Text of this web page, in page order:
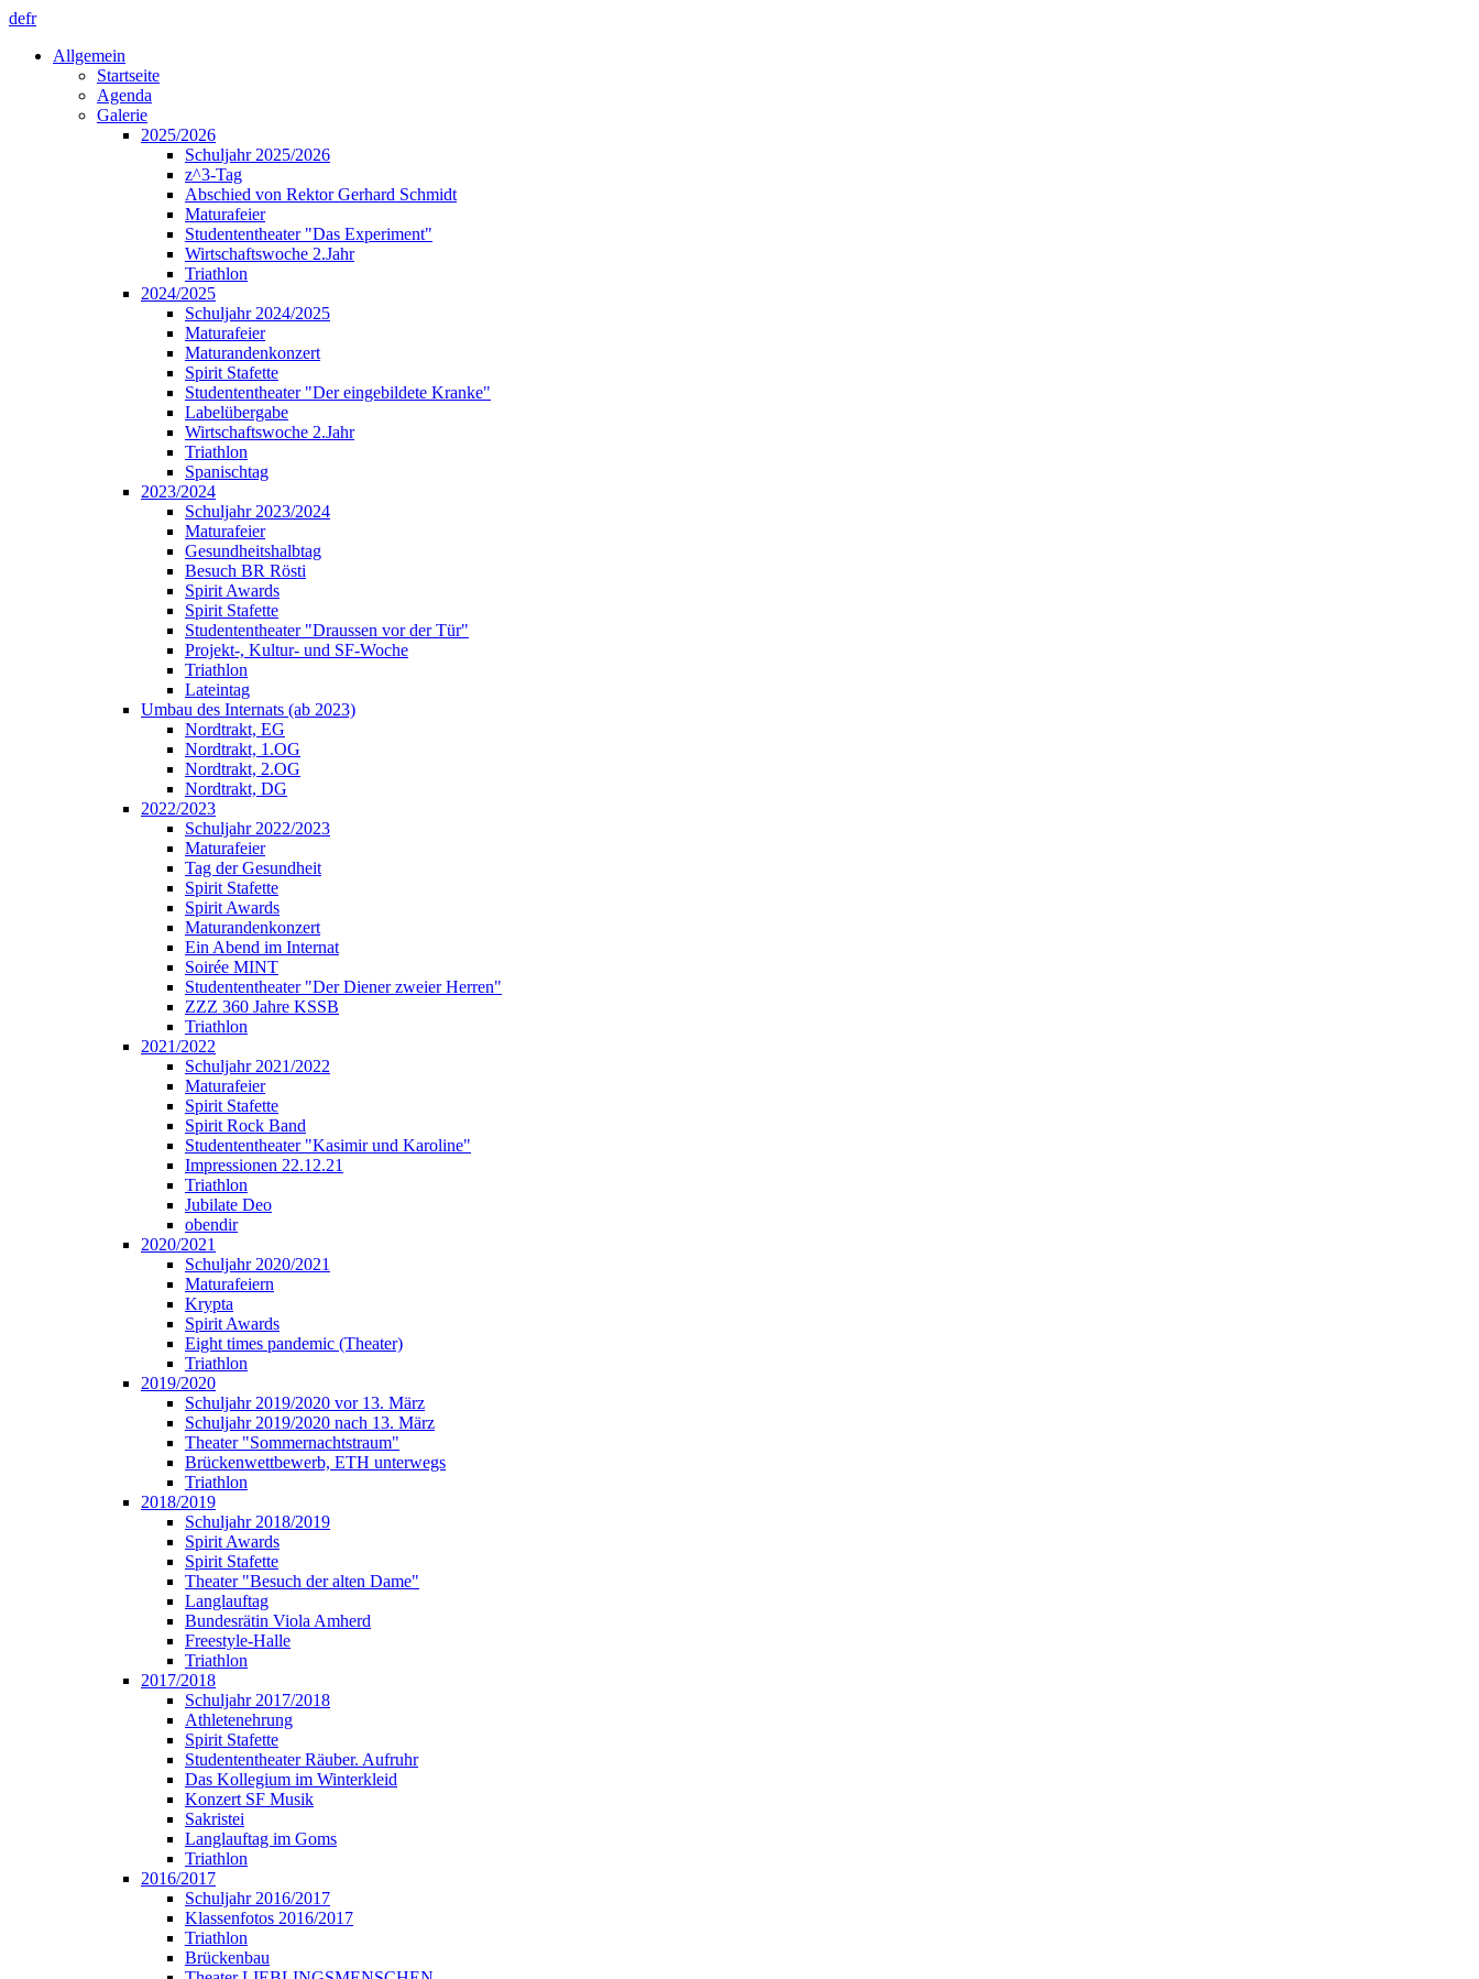
defr
Allgemein
Startseite
Agenda
Galerie
2025/2026
Schuljahr 2025/2026
z^3-Tag
Abschied von Rektor Gerhard Schmidt
Maturafeier
Studententheater "Das Experiment"
Wirtschaftswoche 2.Jahr
Triathlon
2024/2025
Schuljahr 2024/2025
Maturafeier
Maturandenkonzert
Spirit Stafette
Studententheater "Der eingebildete Kranke"
Labelübergabe
Wirtschaftswoche 2.Jahr
Triathlon
Spanischtag
2023/2024
Schuljahr 2023/2024
Maturafeier
Gesundheitshalbtag
Besuch BR Rösti
Spirit Awards
Spirit Stafette
Studententheater "Draussen vor der Tür"
Projekt-, Kultur- und SF-Woche
Triathlon
Lateintag
Umbau des Internats (ab 2023)
Nordtrakt, EG
Nordtrakt, 1.OG
Nordtrakt, 2.OG
Nordtrakt, DG
2022/2023
Schuljahr 2022/2023
Maturafeier
Tag der Gesundheit
Spirit Stafette
Spirit Awards
Maturandenkonzert
Ein Abend im Internat
Soirée MINT
Studententheater "Der Diener zweier Herren"
ZZZ 360 Jahre KSSB
Triathlon
2021/2022
Schuljahr 2021/2022
Maturafeier
Spirit Stafette
Spirit Rock Band
Studententheater "Kasimir und Karoline"
Impressionen 22.12.21
Triathlon
Jubilate Deo
obendir
2020/2021
Schuljahr 2020/2021
Maturafeiern
Krypta
Spirit Awards
Eight times pandemic (Theater)
Triathlon
2019/2020
Schuljahr 2019/2020 vor 13. März
Schuljahr 2019/2020 nach 13. März
Theater "Sommernachtstraum"
Brückenwettbewerb, ETH unterwegs
Triathlon
2018/2019
Schuljahr 2018/2019
Spirit Awards
Spirit Stafette
Theater "Besuch der alten Dame"
Langlauftag
Bundesrätin Viola Amherd
Freestyle-Halle
Triathlon
2017/2018
Schuljahr 2017/2018
Athletenehrung
Spirit Stafette
Studententheater Räuber. Aufruhr
Das Kollegium im Winterkleid
Konzert SF Musik
Sakristei
Langlauftag im Goms
Triathlon
2016/2017
Schuljahr 2016/2017
Klassenfotos 2016/2017
Triathlon
Brückenbau